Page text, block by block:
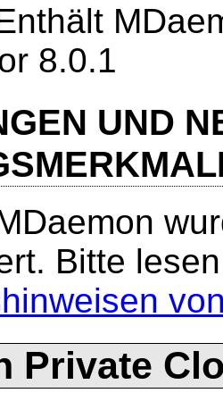
8.0.1
UND
Bitte
Private